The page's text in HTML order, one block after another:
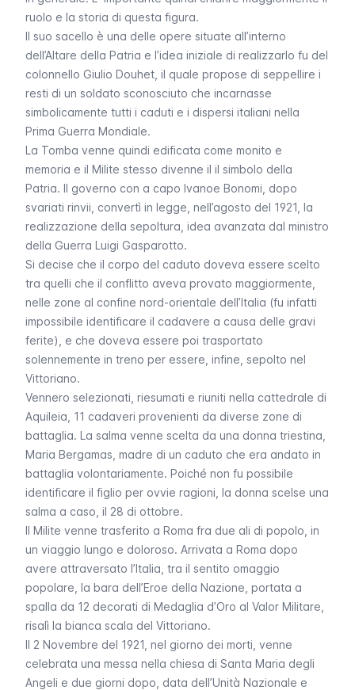
ruolo e la storia di questa figura.
Il suo sacello è una delle opere situate all’interno
dell’Altare della Patria e l’idea iniziale di realizzarlo fu del
colonnello Giulio Douhet, il quale propose di seppellire i
resti di un soldato sconosciuto che incarnasse
simbolicamente tutti i caduti e i dispersi italiani nella
Prima Guerra Mondiale.
La Tomba venne quindi edificata come monito e
memoria e il Milite stesso divenne il il simbolo della
Patria. Il governo con a capo Ivanoe Bonomi, dopo
svariati rinvii, convertì in legge, nell’agosto del 1921, la
realizzazione della sepoltura, idea avanzata dal ministro
della Guerra Luigi Gasparotto.
Si decise che il corpo del caduto doveva essere scelto
tra quelli che il conflitto aveva provato maggiormente,
nelle zone al confine nord-orientale dell’Italia (fu infatti
impossibile identificare il cadavere a causa delle gravi
ferite), e che doveva essere poi trasportato
solennemente in treno per essere, infine, sepolto nel
Vittoriano.
Vennero selezionati, riesumati e riuniti nella cattedrale di
Aquileia, 11 cadaveri provenienti da diverse zone di
battaglia. La salma venne scelta da una donna triestina,
Maria Bergamas, madre di un caduto che era andato in
battaglia volontariamente. Poiché non fu possibile
identificare il figlio per ovvie ragioni, la donna scelse una
salma a caso, il 28 di ottobre.
Il Milite venne trasferito a Roma fra due ali di popolo, in
un viaggio lungo e doloroso. Arrivata a Roma dopo
avere attraversato l’Italia, tra il sentito omaggio
popolare, la bara dell’Eroe della Nazione, portata a
spalla da 12 decorati di Medaglia d’Oro al Valor Militare,
risalì la bianca scala del Vittoriano.
Il 2 Novembre del 1921, nel giorno dei morti, venne
celebrata una messa nella chiesa di Santa Maria degli
Angeli e due giorni dopo, data dell’Unità Nazionale e